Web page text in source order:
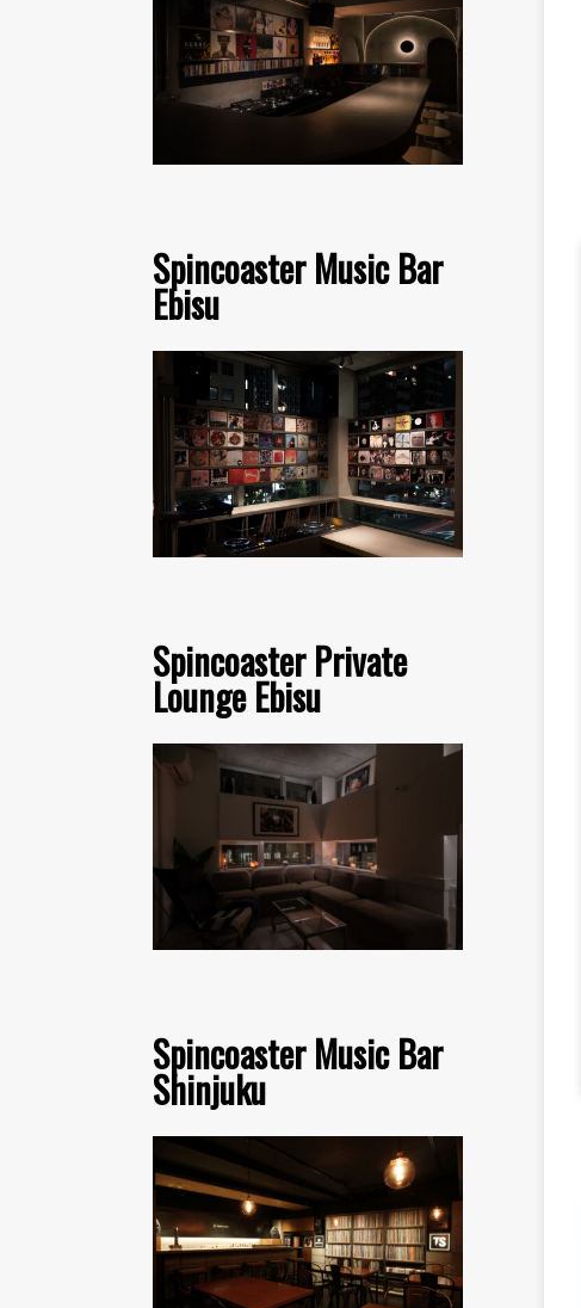
Spincoaster Music Bar
Ebisu
Spincoaster Private
Lounge Ebisu
Spincoaster Music Bar
Shinjuku